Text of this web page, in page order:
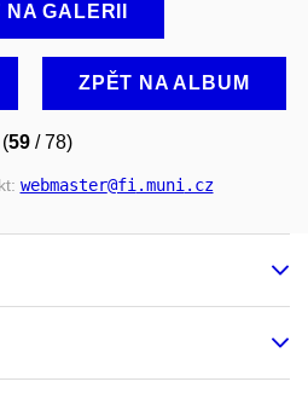
GALERII
ZPĚT NA ALBUM
(59 / 78)
webmaster@fi.muni.cz